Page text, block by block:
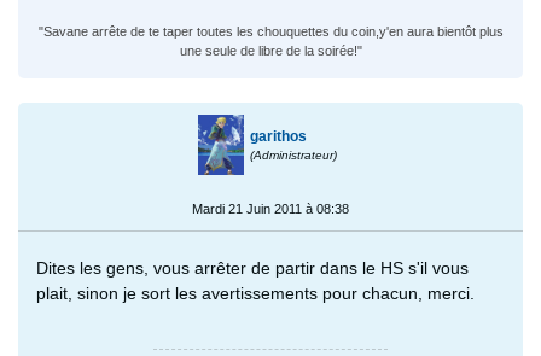
"Savane arrête de te taper toutes les chouquettes du coin,y'en aura bientôt plus
une seule de libre de la soirée!"
garithos
(Administrateur)
Mardi 21 Juin 2011 à 08:38
Dites les gens, vous arrêter de partir dans le HS s'il vous
plait, sinon je sort les avertissements pour chacun, merci.